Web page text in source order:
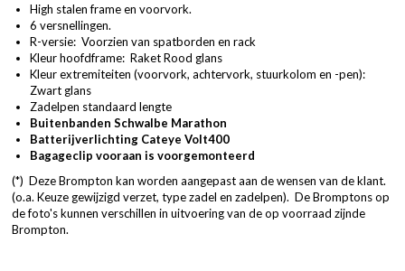
High stalen frame en voorvork.
6 versnellingen.
R-versie: Voorzien van spatborden en rack
Kleur hoofdframe: Raket Rood glans
Kleur extremiteiten (voorvork, achtervork, stuurkolom en -pen):
Zwart glans
Zadelpen standaard lengte
Buitenbanden Schwalbe Marathon
Batterijverlichting Cateye Volt400
Bagageclip vooraan is voorgemonteerd
(*) Deze Brompton kan worden aangepast aan de wensen van de klant.
(o.a. Keuze gewijzigd verzet, type zadel en zadelpen). De Bromptons op
de foto's kunnen verschillen in uitvoering van de op voorraad zijnde
Brompton.